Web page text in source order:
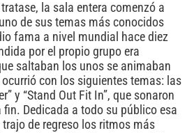
la sala entera comenzó a
de sus temas más conocidos
fama a nivel mundial hace diez
por el propio grupo era
saltaban los unos se animaban
con los siguientes temas: las
y “Stand Out Fit In”, que sonaron
Dedicada a todo su público esa
trajo de regreso los ritmos más